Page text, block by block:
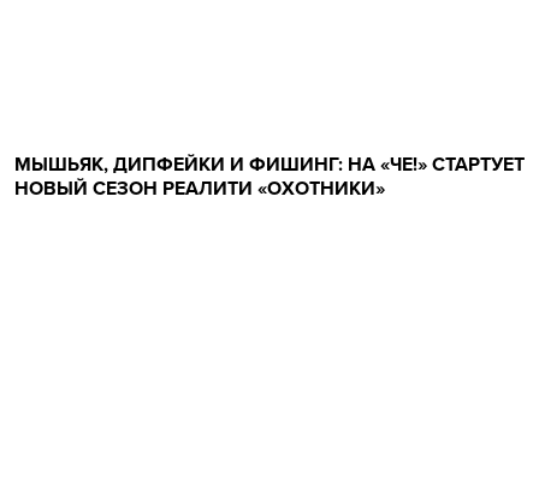
МЫШЬЯК, ДИПФЕЙКИ И ФИШИНГ: НА «ЧЕ!» СТАРТУЕТ
НОВЫЙ СЕЗОН РЕАЛИТИ «ОХОТНИКИ»